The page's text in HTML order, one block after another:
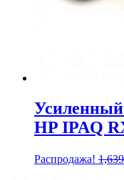
HP IPAQ
Распродажа!